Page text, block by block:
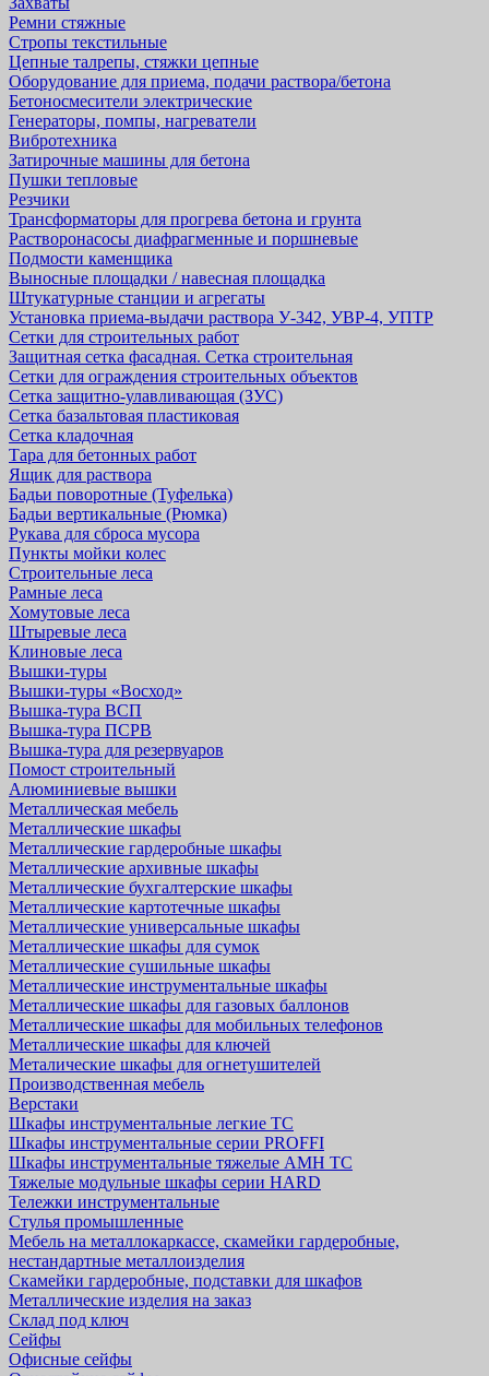
Ремни стяжные
Стропы текстильные
Цепные талрепы, стяжки цепные
Оборудование для приема, подачи раствора/бетона
Бетоносмесители электрические
Генераторы, помпы, нагреватели
Вибротехника
Затирочные машины для бетона
Пушки тепловые
Резчики
Трансформаторы для прогрева бетона и грунта
Растворонасосы диафрагменные и поршневые
Подмости каменщика
Выносные площадки / навесная площадка
Штукатурные станции и агрегаты
Установка приема-выдачи раствора У-342, УВР-4, УПТР
Сетки для строительных работ
Защитная cетка фасадная. Сетка строительная
Сетки для ограждения строительных объектов
Сетка защитно-улавливающая (ЗУС)
Сетка базальтовая пластиковая
Сетка кладочная
Тара для бетонных работ
Ящик для раствора
Бадьи поворотные (Туфелька)
Бадьи вертикальные (Рюмка)
Рукава для сброса мусора
Пункты мойки колес
Строительные леса
Рамные леса
Хомутовые леса
Штыревые леса
Клиновые леса
Вышки-туры
Вышки-туры «Восход»
Вышка-тура ВСП
Вышка-тура ПСРВ
Вышка-тура для резервуаров
Помост строительный
Алюминиевые вышки
Металлическая мебель
Металлические шкафы
Металлические гардеробные шкафы
Металлические архивные шкафы
Металлические бухгалтерские шкафы
Металлические картотечные шкафы
Металлические универсальные шкафы
Металлические шкафы для сумок
Металлические сушильные шкафы
Металлические инструментальные шкафы
Металлические шкафы для газовых баллонов
Металлические шкафы для мобильных телефонов
Металлические шкафы для ключей
Металические шкафы для огнетушителей
Производственная мебель
Верстаки
Шкафы инструментальные легкие ТС
Шкафы инструментальные серии PROFFI
Шкафы инструментальные тяжелые AMH TC
Тяжелые модульные шкафы серии HARD
Тележки инструментальные
Стулья промышленные
Мебель на металлокаркассе, скамейки гардеробные,
нестандартные металлоизделия
Скамейки гардеробные, подставки для шкафов
Металлические изделия на заказ
Склад под ключ
Сейфы
Офисные сейфы